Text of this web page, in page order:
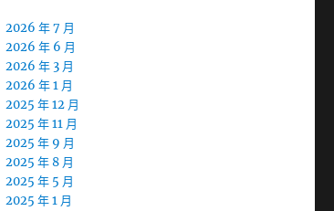
2026 年 7 月
2026 年 6 月
2026 年 3 月
2026 年 1 月
2025 年 12 月
2025 年 11 月
2025 年 9 月
2025 年 8 月
2025 年 5 月
2025 年 1 月